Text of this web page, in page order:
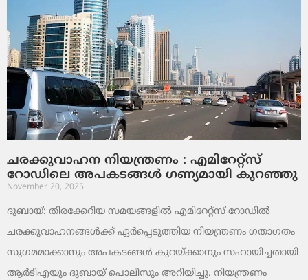
ചരക്കുവാഹന നിയന്ത്രണം : എമിറേറ്റ്സ്
റോഡിലെ അപകടങ്ങൾ ഗണ്യമായി കുറഞ്ഞു
November 20, 2025
ദുബായ്: തിരക്കേറിയ സമയങ്ങളിൽ എമിറേറ്റ്സ് റോഡിൽ
ചരക്കുവാഹനങ്ങൾക്ക് ഏർപ്പെടുത്തിയ നിയന്ത്രണം ഗതാഗതം
സുഗമമാക്കാനും അപകടങ്ങൾ കുറയ്ക്കാനും സഹായിച്ചതായി
ആർടിഎയും ദുബായ് പൊലീസും അറിയിച്ചു. നിയന്ത്രണം